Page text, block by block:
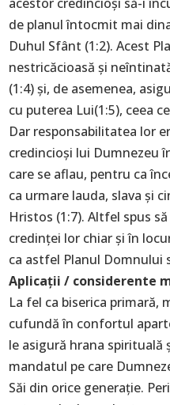
de planul întocmit mai
Duhul Sfânt (1:2). Acest
nestricăcioasă și
(1:4) și, de asemenea,
cu puterea Lui(1:5), ceea
Dar responsabilitatea lor
credincioși lui Dumnezeu
care se aflau, pentru ca
ca urmare lauda, slava și
Hristos (1:7). Altfel spus
credinței lor chiar și în
ca astfel Planul Domnului
Aplicații / considerente
La fel ca biserica primară,
cufundă în confortul
le asigură hrana
mandatul pe care
Săi din orice generație.